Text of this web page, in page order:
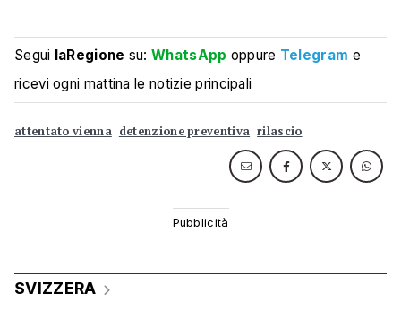
Segui laRegione su:WhatsApp oppure Telegram e
ricevi ogni mattina le notizie principali
attentato vienna detenzione preventiva rilascio
SVIZZERA